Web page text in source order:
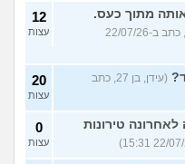
מתוך כעס.
(אלכס, שם בדוי, בן 40, כתב ב-22/07/26
12
עצות
(עידן, בן 27, כתב
20
עצות
טירונות
0
עצות